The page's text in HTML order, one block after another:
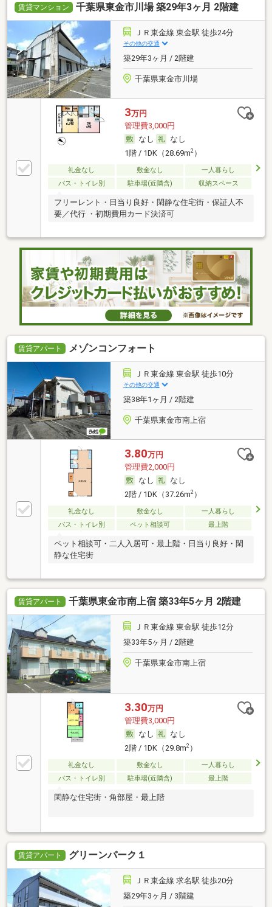
賃貸マンション 千葉県東金市川場 築29年3ヶ月 2階建
ＪＲ東金線 東金駅 徒歩24分
その他の交通
築29年3ヶ月 / 2階建
千葉県東金市川場
3万円
管理費3,000円
なし
なし
1階 / 1DK（28.69m2）
礼金なし 敷金なし
一人暮らし
バス・トイレ別
駐車場(近隣含) 収納スペース
フリーレント・日当り良好・閑静な住宅街・保証人不
要／代行 ・初期費用カード決済可
賃貸アパート メゾンコンフォート
ＪＲ東金線 東金駅 徒歩10分
その他の交通
築38年1ヶ月 / 2階建
千葉県東金市南上宿
3.80万円
管理費2,000円
なし
なし
2階 / 1DK（37.26m2）
礼金なし 敷金なし
一人暮らし
バス・トイレ別
ペット相談可 最上階
ペット相談可・二人入居可・最上階・日当り良好・閑
静な住宅街
賃貸アパート 千葉県東金市南上宿 築33年5ヶ月 2階建
ＪＲ東金線 東金駅 徒歩12分
築33年5ヶ月 / 2階建
千葉県東金市南上宿
3.30万円
管理費3,000円
なし
なし
2階 / 1DK（29.8m2）
礼金なし 敷金なし
一人暮らし
バス・トイレ別
駐車場(近隣含) 最上階
閑静な住宅街・角部屋・最上階
賃貸アパート グリーンパーク１
ＪＲ東金線 求名駅 徒歩20分
築29年3ヶ月 / 3階建